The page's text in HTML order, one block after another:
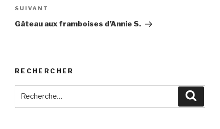
Article
suivant
SUIVANT
Gâteau aux framboises d’Annie S.
RECHERCHER